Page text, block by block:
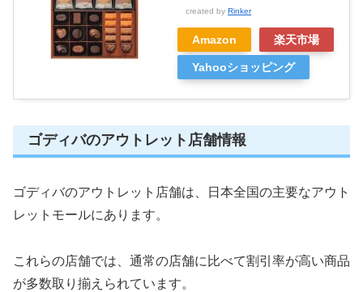
created by Rinker
Amazon 楽天市場
Yahooショッピング
ゴディバのアウトレット店舗情報
ゴディバのアウトレット店舗は、日本全国の主要なアウト
レットモールにあります。
これらの店舗では、通常の店舗に比べて割引率が高い商品
が多数取り揃えられています。